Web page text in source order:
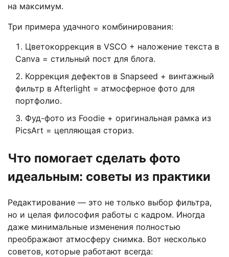
на максимум.
Три примера удачного комбинирования:
Цветокоррекция в VSCO + наложение текста в
Canva = стильный пост для блога.
Коррекция дефектов в Snapseed + винтажный
фильтр в Afterlight = атмосферное фото для
портфолио.
Фуд-фото из Foodie + оригинальная рамка из
PicsArt = цепляющая сториз.
Что помогает сделать фото
идеальным: советы из практики
Редактирование — это не только выбор фильтра,
но и целая философия работы с кадром. Иногда
даже минимальные изменения полностью
преображают атмосферу снимка. Вот несколько
советов, которые работают всегда: